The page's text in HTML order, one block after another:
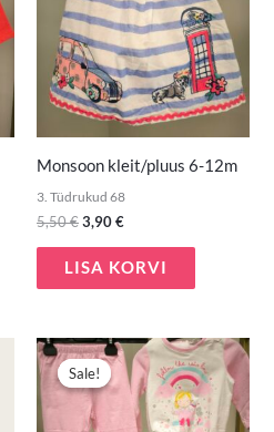
Monsoon kleit/pluus 6-12m
3. Tüdrukud 68
5,50€3,90€
LISA KORVI
Sale!
Sale!
Algne
hind
oli:
7,90 €.
Praegune
hind
on:
4,50 €.